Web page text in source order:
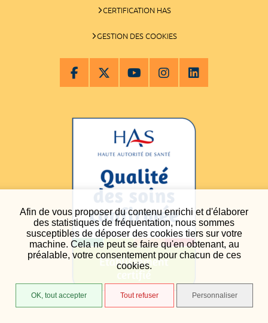
Afin de vous proposer du contenu enrichi et d'élaborer
des statistiques de fréquentation, nous sommes
susceptibles de déposer des cookies tiers sur votre
machine. Cela ne peut se faire qu'en obtenant, au
préalable, votre consentement pour chacun de ces
cookies.
OK, tout accepter Tout refuser Personnaliser
CERTIFICATION HAS
GESTION DES COOKIES